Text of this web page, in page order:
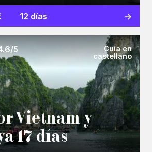
12 días
5
Guía en
castellano
Vietnam y
17 días